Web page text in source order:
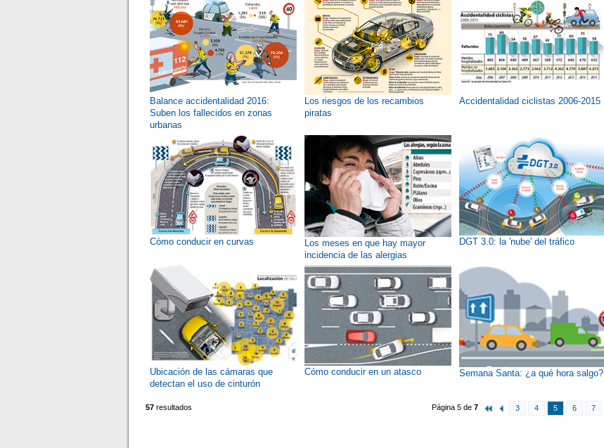
Balance accidentalidad 2016:
Suben los fallecidos en zonas
urbanas
Los riesgos de los recambios
piratas
Accidentalidad ciclistas 2006-2015
Cómo conducir en curvas
Los meses en que hay mayor
incidencia de las alergias
DGT 3.0: la 'nube' del tráfico
Ubicación de las cámaras que
detectan el uso de cinturón
Cómo conducir en un atasco Semana Santa: ¿a qué hora salgo?
57 resultados Página 5 de7 3 4 5 6 7